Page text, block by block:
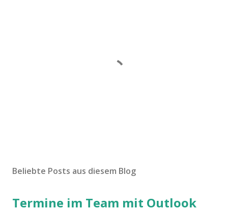
m
n
Beliebte Posts aus diesem Blog
Termine im Team mit Outlook